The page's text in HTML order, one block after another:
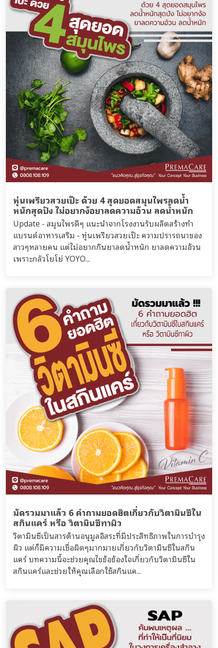
หุ่นเพรียวสวยเป๊ะ ด้วย 4 สุดยอดสมุนไพรลดน้ำ
หนักสุดปัง ไม่อยากง้อยาลดความอ้วน ลดน้ำหนัก
Update - สมุนไพรดีๆ แนะนำจากโรงงานรับผลิตสร้างทำ
แบรนด์อาหารเสริม - หุ่นเพรียวสวยเป๊ะ ความปรารถนาของ
สาวๆหลายคน แต่ไม่อยากกินยาลดน้ำหนัก ยาลดความอ้วน
เพราะกลัวโยโย่ YOYO...
มัดรวมมาแล้ว 6 คำถามยอดฮิตเกี่ยวกับวิตามินซีใน
สกินแคร์ หรือ วิตามินซีทาผิว
วิตามินซีเป็นสารต้านอนุมูลอิสระที่มีประสิทธิภาพในการบำรุง
ผิว แต่ก็มีความเชื่อผิดๆมากมายเกี่ยวกับวิตามินซีในสกิน
แคร์ บทความนี้จะช่วยคุณไขข้อข้องใจเกี่ยวกับวิตามินซีใน
สกินแคร์และช่วยให้คุณเลือกใช้สกินแค...